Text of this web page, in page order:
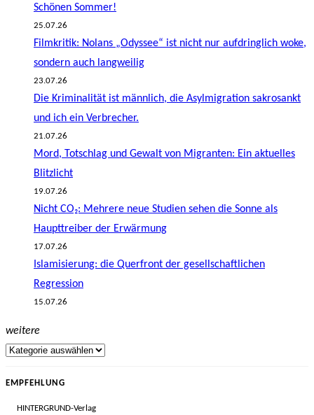
Schönen Sommer!
25.07.26
Filmkritik: Nolans „Odyssee“ ist nicht nur aufdringlich woke,
sondern auch langweilig
23.07.26
Die Kriminalität ist männlich, die Asylmigration sakrosankt
und ich ein Verbrecher.
21.07.26
Mord, Totschlag und Gewalt von Migranten: Ein aktuelles
Blitzlicht
19.07.26
Nicht CO₂: Mehrere neue Studien sehen die Sonne als
Haupttreiber der Erwärmung
17.07.26
Islamisierung: die Querfront der gesellschaftlichen
Regression
15.07.26
weitere
EMPFEHLUNG
HINTERGRUND-Verlag